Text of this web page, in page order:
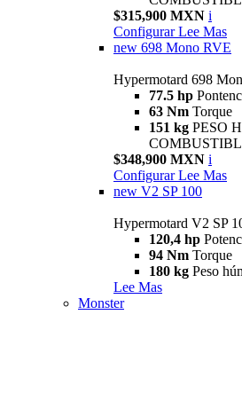
$315,900 MXN i
Configurar Lee Mas
new 698 Mono RVE
Hypermotard 698
77.5 hp
63 Nm Torque
151 kg PESO
$348,900 MXN i
Configurar Lee Mas
new V2 SP 100
Hypermotard V2 SP
120,4 hp
94 Nm Torque
180 kg Peso
Lee Mas
Monster